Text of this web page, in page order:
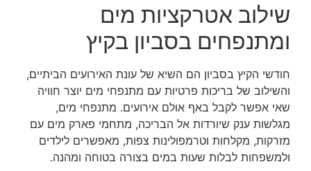
שילוב אטרקציות מים
ומתנפחים בסביון בקיץ
חודשי הקיץ בסביון הם השיא של עונת האירועים הביתיים,
והשילוב של בריכות פרטיות עם מתנפחי מים יוצר חוויה
שאי אפשר לקבל באף אולם אירועים. מתנפחי מים,
מגלשות ענק שיורדות אל הבריכה, מתחמי פארק מים עם
מזרקות, מקלחות וטרמפולינות צפות, מאפשרים לילדים
ולמשפחות לבלות שעות במים בצורה בטוחה ומהנה.